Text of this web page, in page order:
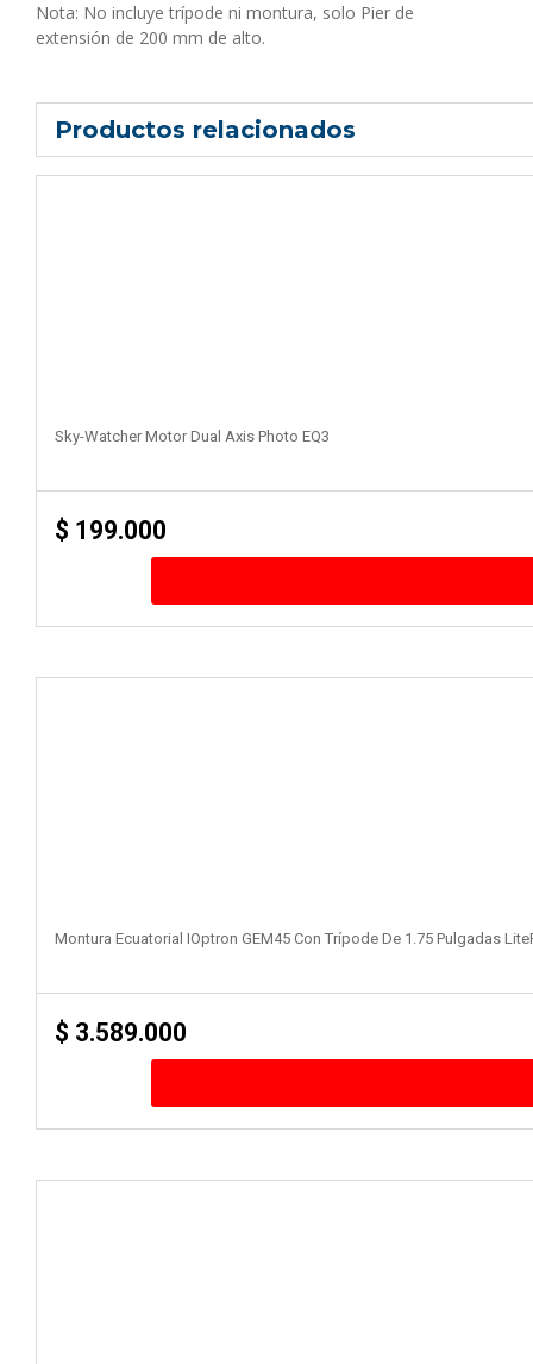
Nota: No incluye trípode ni montura, solo Pier de
extensión de 200 mm de alto.
Productos relacionados
Sky-Watcher Motor Dual Axis Photo EQ3
$ 199.000
Montura Ecuatorial IOptron GEM45 Con Trípode De 1.75 Pulgadas
$ 3.589.000